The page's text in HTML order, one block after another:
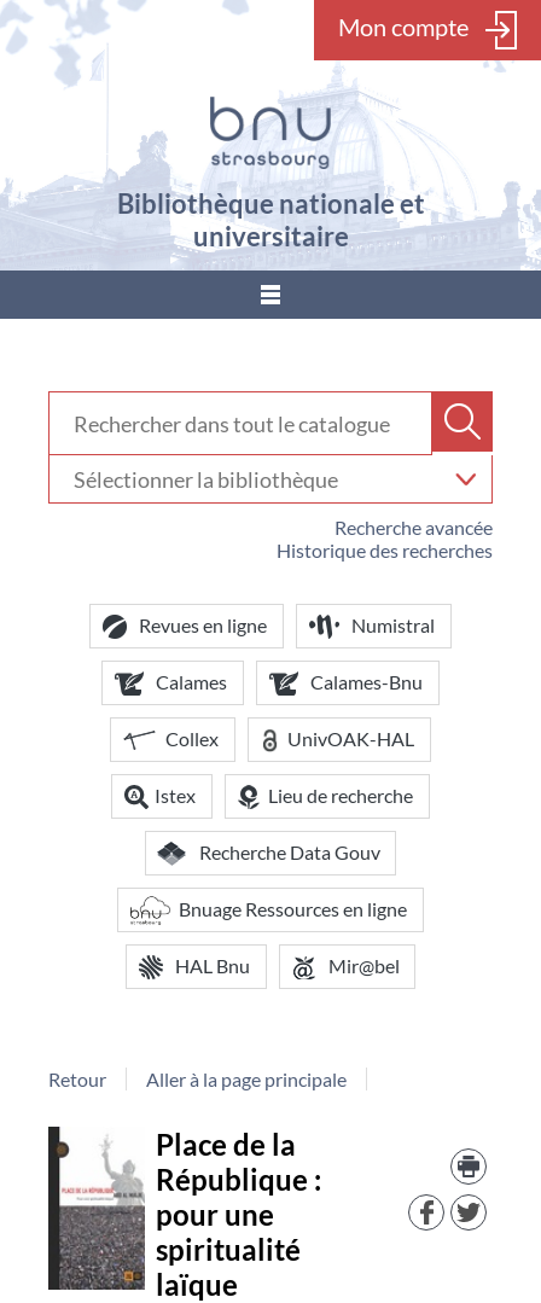
Mon compte
Bibliothèque nationale et
universitaire
???
Recherche avancée
Historique des recherches
votre
bibliothèque
Revues en ligne Numistral
Calames Calames-Bnu
Collex UnivOAK-HAL
Istex Lieu de recherche
Recherche Data Gouv
Bnuage Ressources en ligne
HAL Bnu Mir@bel
Retour Aller à la page principale
Détail
document
Place de la
République :
pour une
spiritualité
laïque